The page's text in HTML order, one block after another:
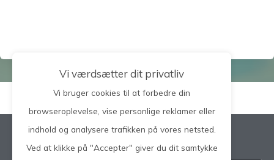
Søg på hele siden
Vi værdsætter dit privatliv
Vi bruger cookies til at forbedre din
browseroplevelse, vise personlige reklamer eller
indhold og analysere trafikken på vores netsted.
Ved at klikke på "Accepter" giver du dit samtykke